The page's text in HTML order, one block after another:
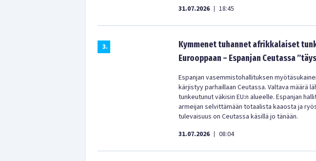
31.07.2026 | 18:45
3.
Kymmenet tuhannet afrikkalaiset
Eurooppaan – Espanjan Ceutassa
Espanjan vasemmistohallituksen
kärjistyy parhaillaan Ceutassa. Valtava määrä
tunkeutunut väkisin EU:n alueelle. Espanjan
armeijan selvittämään totaalista kaaosta ja
tulevaisuus on Ceutassa käsillä jo tänään.
31.07.2026 | 08:04